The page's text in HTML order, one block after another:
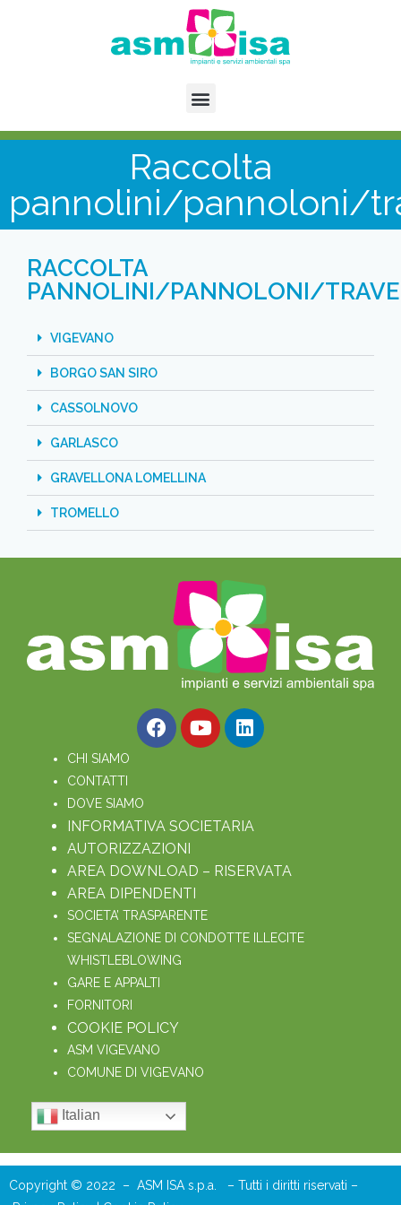
Raccolta
pannolini/pannoloni/
RACCOLTA
PANNOLINI/PANNOLONI/
VIGEVANO
BORGO SAN SIRO
CASSOLNOVO
GARLASCO
GRAVELLONA LOMELLINA
TROMELLO
CHI SIAMO
CONTATTI
DOVE SIAMO
INFORMATIVA SOCIETARIA
AUTORIZZAZIONI
AREA DOWNLOAD – RISERVATA
AREA DIPENDENTI
SOCIETA’ TRASPARENTE
SEGNALAZIONE DI CONDOTTE ILLECITE
WHISTLEBLOWING
GARE E APPALTI
FORNITORI
COOKIE POLICY
ASM VIGEVANO
COMUNE DI VIGEVANO
Italian
Copyright © 2022 – ASM ISA s.p.a. – Tutti i diritti riservati –